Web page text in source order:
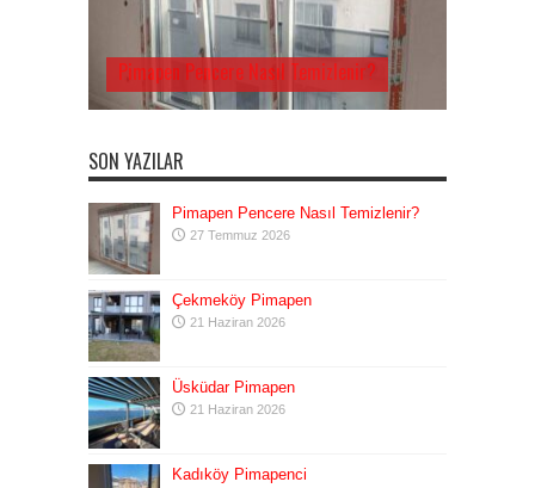
Pimapen Pencere Nasıl Temizlenir?
SON YAZILAR
Pimapen Pencere Nasıl Temizlenir?
27 Temmuz 2026
Çekmeköy Pimapen
21 Haziran 2026
Üsküdar Pimapen
21 Haziran 2026
Kadıköy Pimapenci